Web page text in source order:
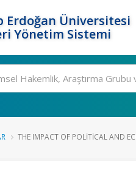
Erdoğan Üniversitesi
Yönetim Sistemi
THE IMPACT OF POLITICAL AND